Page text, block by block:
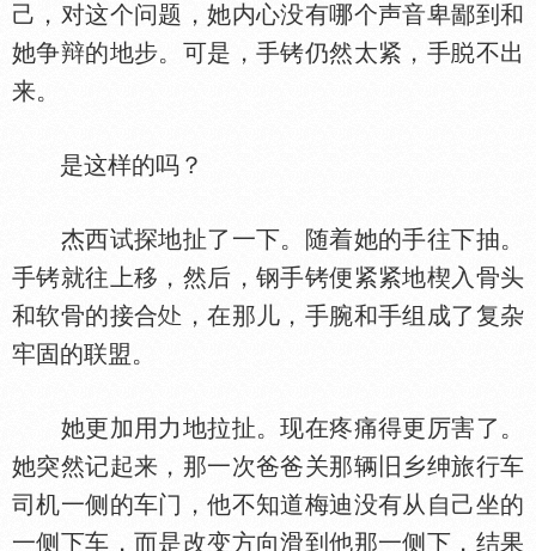
己，对这个问题，她内心没有哪个声音卑鄙到和
她争辩的地步。可是，手铐仍然太紧，手
不出
来。
是这样的吗？
杰西试探地扯了一下。随着她的手往下抽。
手铐就往上移，然后，钢手铐便紧紧地楔入骨头
和软骨的接合
，在那儿，手腕和手组成了复杂
牢固的联盟。
她更加用力地拉扯。现在疼痛得更厉害了。
她突然记起来，那一次爸爸关那辆旧乡绅旅行车
司机一侧的车门，他不知道梅迪没有从自己坐的
一侧下车，而是改变方向滑到他那一侧下，结果